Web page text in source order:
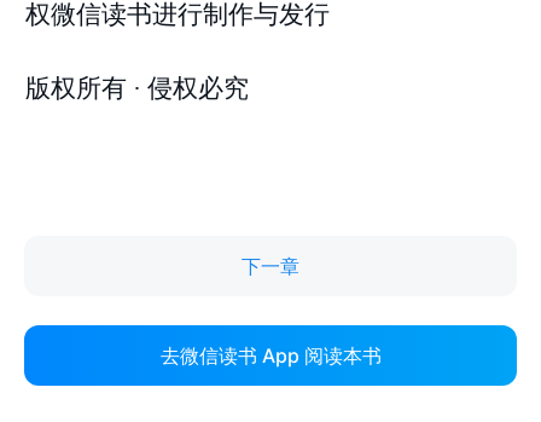
下一章
去微信读书 App 阅读本书